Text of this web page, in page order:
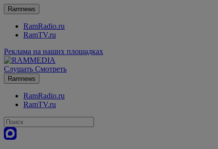
Ramnews
RamRadio.ru
RamTV.ru
Реклама на наших площадках
Слушать Смотреть
Ramnews
RamRadio.ru
RamTV.ru